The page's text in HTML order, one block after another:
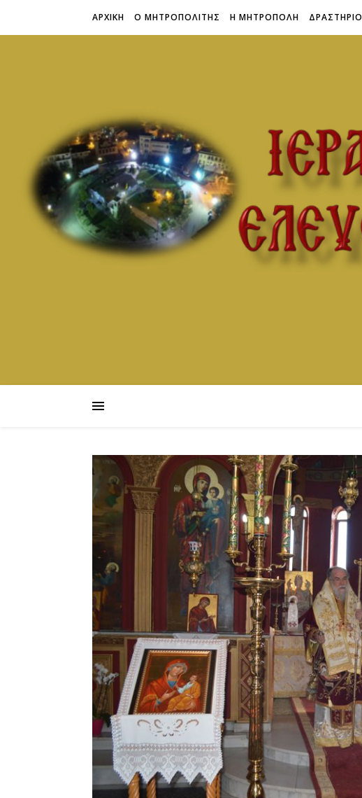
ΑΡΧΙΚΗ Ο ΜΗΤΡΟΠΟΛΙΤΗΣ Η ΜΗΤΡΟΠΟΛΗ